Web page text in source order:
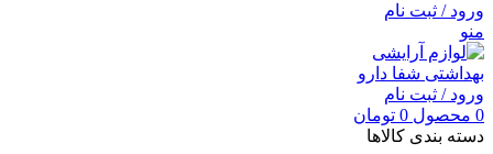
ورود / ثبت نام
منو
ورود / ثبت نام
0 محصول 0 تومان
دسته بندی کالاها